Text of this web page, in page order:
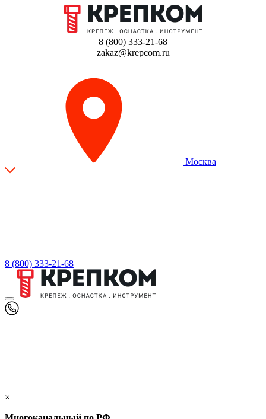
8 (800) 333-21-68
zakaz@krepcom.ru
Москва
8 (800) 333-21-68
×